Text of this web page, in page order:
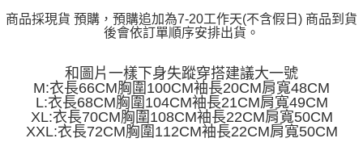
由本公司與您本人進行分期帳單所需資料之確認、核對及更正。
3.完整用戶服務條款，請詳閱以下連結：https://oppay.tw/userRule
客戶支援中心」https://netprotections.freshdesk.com/support/home
易，需依本服務之必要範圍內提供個人資料，並將交易相關給付款項請求債
權轉讓予恩沛科技股份有限公司。
２．關於個人資料處理事宜，請瀏覽以下網址：
https://aftee.tw/terms/#terms3
３．未成年的使用者請事先徵得法定代理人或監護人之同意方可使用
每筆NT$45，滿NT$499(含以上)免運費
商品採現貨 預購，預購追加為7-20工作天(不含假日) 商品到貨
後會依訂單順序安排出貨。
和圖片一樣下身失蹤穿搭建議大一號
M:衣長66CM胸圍100CM袖長20CM肩寬48CM
L:衣長68CM胸圍104CM袖長21CM肩寬49CM
XL:衣長70CM胸圍108CM袖長22CM肩寬50CM
XXL:衣長72CM胸圍112CM袖長22CM肩寬50CM